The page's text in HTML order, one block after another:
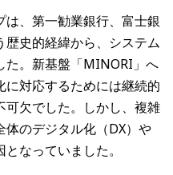
、第一勧業銀行、富士銀
史的経緯から、システム
た。新基盤「MINORI」へ
対応するためには継続的
可欠でした。しかし、複雑
のデジタル化（DX）や
なっていました。